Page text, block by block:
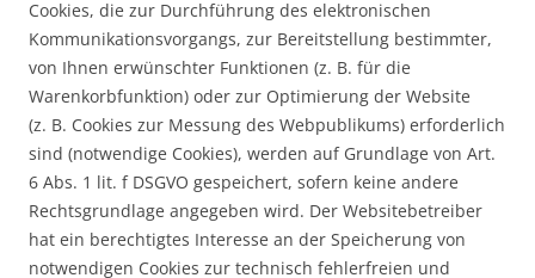
Cookies, die zur Durchführung des elektronischen
Kommunikationsvorgangs, zur Bereitstellung bestimmter,
von Ihnen erwünschter Funktionen (z. B. für die
Warenkorbfunktion) oder zur Optimierung der Website
(z. B. Cookies zur Messung des Webpublikums) erforderlich
sind (notwendige Cookies), werden auf Grundlage von Art.
6 Abs. 1 lit. f DSGVO gespeichert, sofern keine andere
Rechtsgrundlage angegeben wird. Der Websitebetreiber
hat ein berechtigtes Interesse an der Speicherung von
notwendigen Cookies zur technisch fehlerfreien und